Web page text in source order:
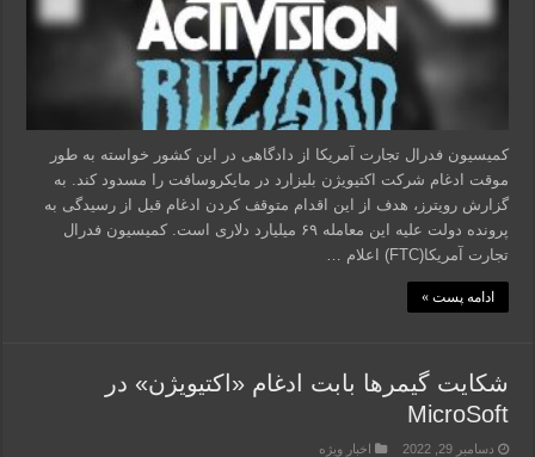
کمیسیون فدرال تجارت آمریکا از دادگاهی در این کشور خواسته به طور
موقت ادغام شرکت اکتیویژن بلیزارد در مایکروسافت را مسدود کند. به
گزارش رویترز، هدف از این اقدام متوقف کردن ادغام قبل از رسیدگی به
پرونده دولت علیه این معامله ۶۹ میلیارد دلاری است. کمیسیون فدرال
تجارت آمریکا(FTC) اعلام …
ادامه پست »
شکایت گیمرها بابت ادغام «اکتیویژن» در
MicroSoft
دسامبر 29, 2022 اخبار ویژه